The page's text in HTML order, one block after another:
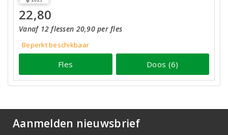
22,80
Vanaf 12 flessen 20,90 per fles
Beperkt beschikbaar
Fles Doos (6)
Aanmelden nieuwsbrief